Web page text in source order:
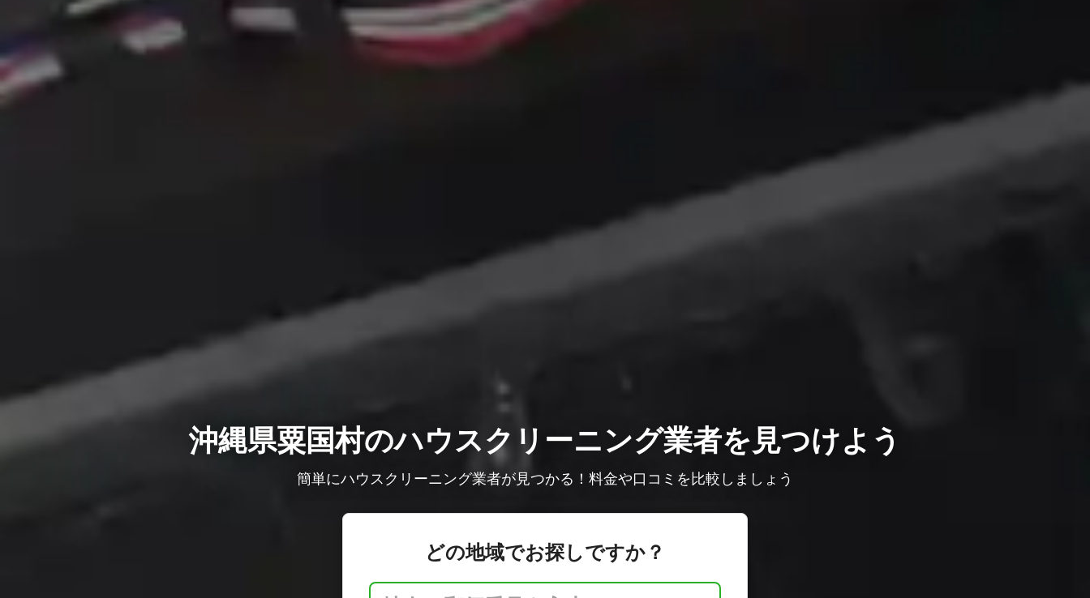
沖縄県粟国村のハウスクリーニング業者を見つけよう
簡単にハウスクリーニング業者が見つかる！料金や口コミを比較しましょう
どの地域でお探しですか？